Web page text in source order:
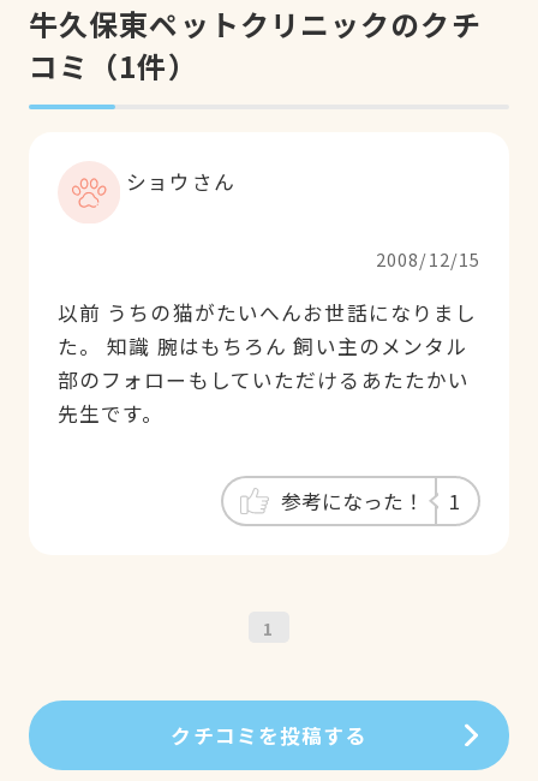
牛久保東ペットクリニックのクチ
コミ （1件）
ショウさん
2008/12/15
以前 うちの猫がたいへんお世話になりまし
た。 知識 腕はもちろん 飼い主のメンタル
部のフォローもしていただけるあたたかい
先生です。
参考になった！ 1
1
クチコミを投稿する